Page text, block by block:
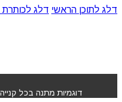
דלג לתוכן הראשי דלג
דוגמיות מתנה בכל קנייהLOME'LO